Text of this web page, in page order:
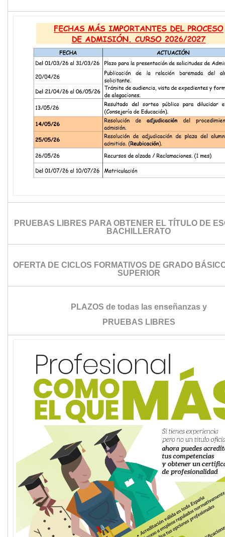
PRUEBAS LIBRES PARA OBTENER EL TÍTULO DE
BACHILLERATO
OFERTA DE CICLOS FORMATIVOS DE GRADO
SUPERIOR
PLAZOS de todas las enseñanzas y
PRUEBAS LIBRES